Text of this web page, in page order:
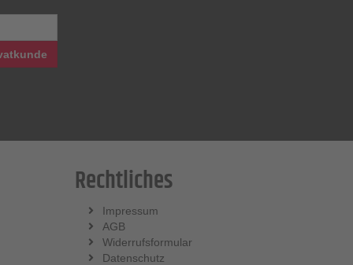
Rechtliches
Impressum
AGB
Widerrufsformular
Datenschutz